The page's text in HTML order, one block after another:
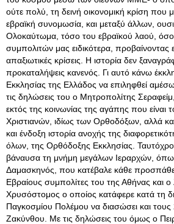
ούτε πολύ, τη δεινή οικονομική κρίση που
εβραϊκή συνομωσία, και μεταξύ άλλων,
Ολοκαύτωμα, τόσο του εβραϊκού λαού,
συμπολιτών μας ειδικότερα, προβαίνοντας
απαξιωτικές κρίσεις . Η ιστορία δεν
προκαταλήψεις κανενός. Γι αυτό κάνω
Εκκλησίας της Ελλάδος να επιληφθεί
τις δηλώσεις του ο Μητροπολίτης
εκτός της κοινωνίας της αγάπης που είναι
Χριστιανών, ιδίως των Ορθοδόξων, αλλά
και ένδοξη ιστορία ανοχής της
όλων, της Ορθόδοξης Εκκλησίας.
βάναυσα τη μνήμη μεγάλων Ιεραρχών,
Δαμασκηνός, που κατέβαλε κάθε
Εβραίους συμπολίτες του της Αθήνας και
Χρυσόστομος ο οποίος κατάφερε κατά τη
Παγκοσμίου Πολέμου να διασώσει και
Ζακύνθου. Με τις δηλώσεις του όμως ο